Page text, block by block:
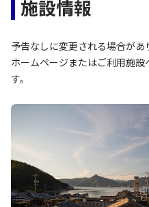
施設情報
予告なしに変更される場合があ
ホームページまたはご利用施
す。